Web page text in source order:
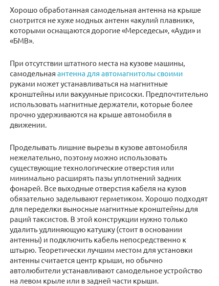
Хорошо обработанная самодельная антенна на крыше
смотрится не хуже модных антенн «акулий плавник»,
которыми оснащаются дорогие «Мерседесы», «Ауди» и
«БМВ».
При отсутствии штатного места на кузове машины,
самодельная антенна для автомагнитолы своими
руками может устанавливаться на магнитные
кронштейны или вакуумные присоски. Предпочтительно
использовать магнитные держатели, которые более
прочно удерживаются на крыше автомобиля в
движении.
Проделывать лишние вырезы в кузове автомобиля
нежелательно, поэтому можно использовать
существующие технологические отверстия или
минимально расширять пазы уплотнений задних
фонарей. Все выходные отверстия кабеля на кузов
обязательно заделывают герметиком. Хорошо подходят
для переделки выносные магнитные кронштейны для
раций таксистов. В этой конструкции нужно только
удалить удлиняющую катушку (стоит в основании
антенны) и подключить кабель непосредственно к
штырю. Теоретически лучшим местом для установки
антенны считается центр крыши, но обычно
автолюбители устанавливают самодельное устройство
на левом крыле или в задней части крыши.